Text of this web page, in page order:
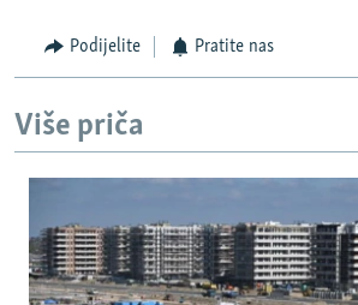
Podijelite Pratite nas
Više priča